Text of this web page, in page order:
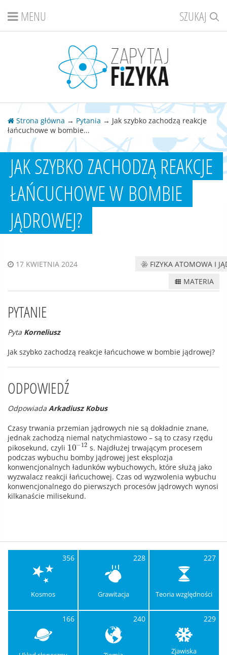
SZUKAJ
MENU
Strona główna → Pytania → Jak szybko zachodzą reakcje
łańcuchowe w bombie...
JAK SZYBKO ZACHODZĄ REAKCJE
ŁAŃCUCHOWE W BOMBIE
JĄDROWEJ?
17 KWIETNIA 2024
FIZYKA ATOMOWA I
MATERIA
PYTANIE
Pyta Korneliusz
Jak szybko zachodzą reakcje łańcuchowe w bombie jądrowej?
ODPOWIEDŹ
Odpowiada Arkadiusz Kobus
Czasy trwania przemian jądrowych nie są dokładnie znane,
jednak zachodzą niemal natychmiastowo – są to czasy rzędu
pikosekund, czyli 10−12 s. Najdłużej trwającym procesem
podczas wybuchu bomby jądrowej jest eksplozja
konwencjonalnych ładunków wybuchowych, które służą jako
wyzwalacz reakcji łańcuchowej. Czas od wyzwolenia wybuchu
konwencjonalnego do pierwszych procesów jądrowych wynosi
kilkanaście milisekund.
356
Kosmos
228
Grawitacja
227
Teoria względności
166 240 229
Zjawiska